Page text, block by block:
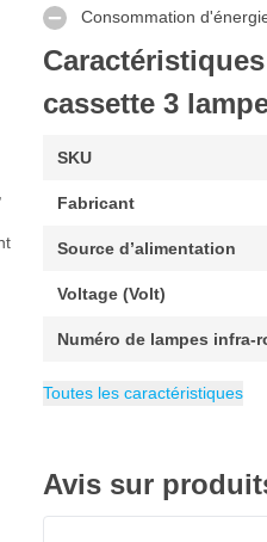
Consommation
cassette 3
SKU
Fabricant
Source d’alimentation
Voltage (Volt)
Numéro de lampes infra-
Emballage 1 pièce
Distance min. au panneau
Surface sèche
Type de chauffage
En watts (Watt)
Catégorie Sécheurs
Toutes les caractéristiques
Avis sur